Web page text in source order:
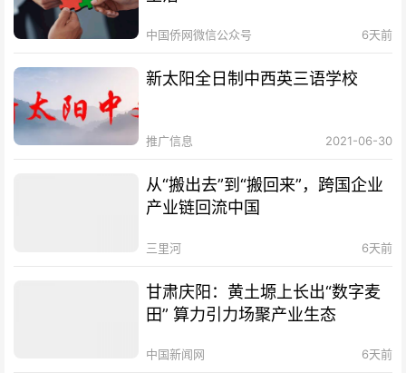
中国侨网微信公众号 6天前
新太阳全日制中西英三语学校
推广信息 2021-06-30
从“搬出去”到“搬回来”，跨国企业
产业链回流中国
三里河 6天前
甘肃庆阳：黄土塬上长出“数字麦
田” 算力引力场聚产业生态
中国新闻网 6天前